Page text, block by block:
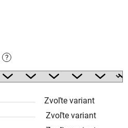
?
Zvoľte variant
Zvoľte variant